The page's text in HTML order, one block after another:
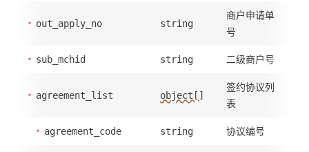
out_apply_no string
商户申请单
号
sub_mchid string 二级商户号
agreement_list object[]
签约协议列
表
agreement_code string 协议编号